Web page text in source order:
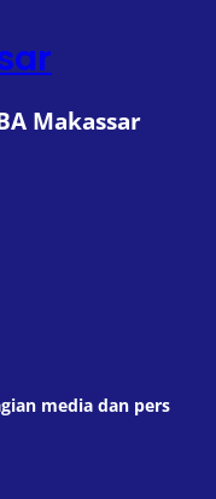
Makassar
media dan pers